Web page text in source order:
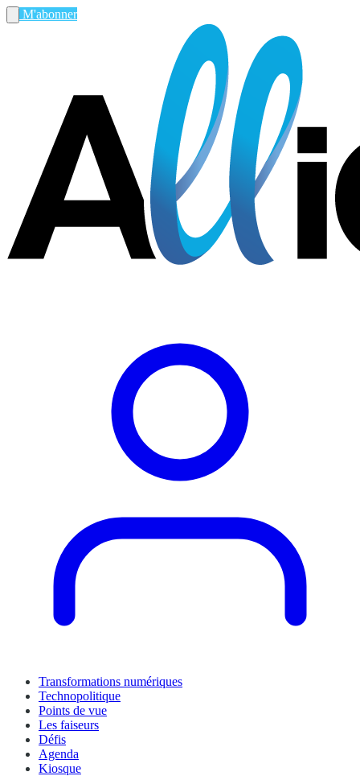
M'abonner
Transformations numériques
Technopolitique
Points de vue
Les faiseurs
Défis
Agenda
Kiosque